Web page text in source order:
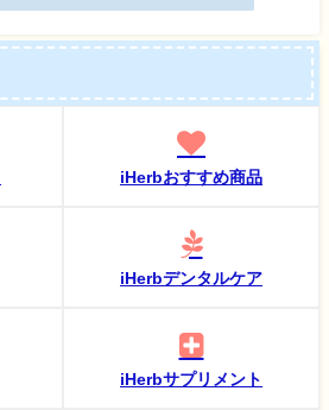
iHerbおすすめ商品
iHerbデンタルケア
iHerbサプリメント